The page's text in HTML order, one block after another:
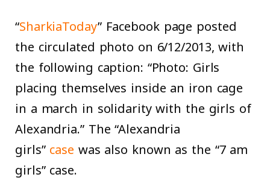
“SharkiaToday” Facebook page posted
the circulated photo on 6/12/2013, with
the following caption: “Photo: Girls
placing themselves inside an iron cage
in a march in solidarity with the girls of
Alexandria.” The “Alexandria
girls”case was also known as the “7 am
girls” case.